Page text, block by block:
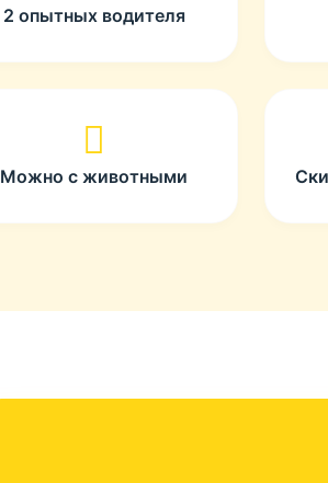
2 опытных водителя
Можно с животными